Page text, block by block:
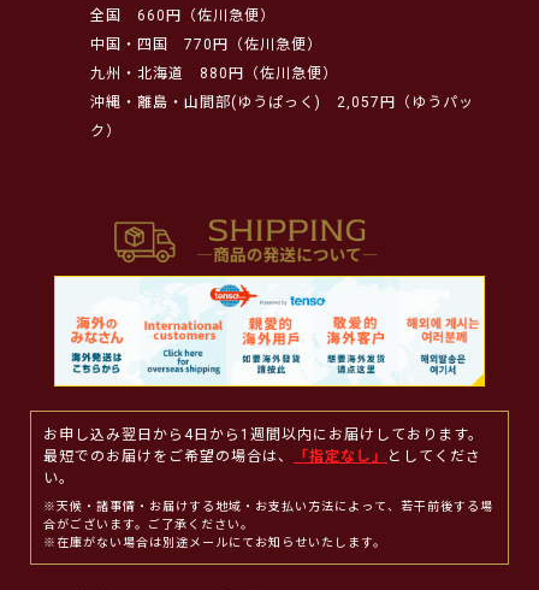
全国
660円（佐川急便）
中国・四国
770円（佐川急便）
九州・北海道
880円（佐川急便）
沖縄・離島・山間部(ゆうぱっく)
2,057円（ゆうパッ
ク）
お申し込み翌日から4日から1週間以内にお届けしております。
最短でのお届けをご希望の場合は、
「指定なし」
としてくださ
い。
※天候・諸事情・お届けする地域・お支払い方法によって、若干前後する場
合がございます。ご了承ください。
※在庫がない場合は別途メールにてお知らせいたします。